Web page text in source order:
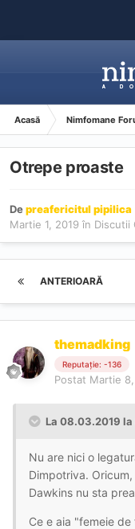
Acasă Nimfomane
Otrepe proaste
Depreafericitul pipilica
Martie 1, 2019 în Discutii
ANTERIOARĂ
themadking
Reputație: -136
Postat Martie
La 08.03.2019
Nu are nici o
Dimpotriva.
Dawkins nu sta
Ce e aia "femeie